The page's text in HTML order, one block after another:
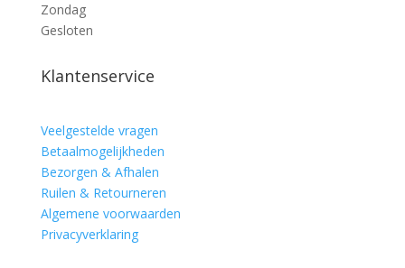
Zondag
Gesloten
Klantenservice
Veelgestelde vragen
Betaalmogelijkheden
Bezorgen & Afhalen
Ruilen & Retourneren
Algemene voorwaarden
Privacyverklaring